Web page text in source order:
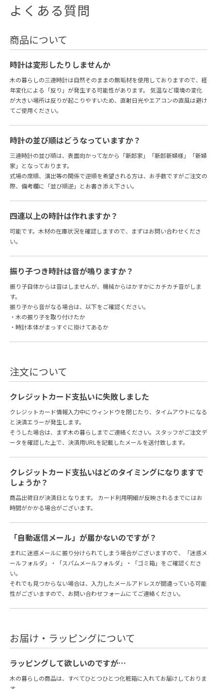
よくある質問
商品について
時計は変形したりしませんか
木の暮らしの三連時計は自然そのままの無垢材を使用しておりますので、経
年変化による「反り」が発生する可能性があります。 気温など環境の変化
が大きい場所は反りが起こりやすいため、直射日光やエアコンの直風は避け
てご使用ください。
時計の並び順はどうなっていますか？
三連時計の並び順は、表面向かって左から「新郎家」「新郎新婦様」「新婦
家」となっております。
式場の席順、演出等の関係で逆順を希望される方は、お手数ですがご注文の
際、備考欄に「並び順逆」とお書き添え下さい。
四連以上の時計は作れますか？
可能です。木材の在庫状況を確認しますので、まずはお問い合わせくださ
い。
振り子つき時計は音が鳴りますか？
振り子自体からは音はしませんが、機械からはかすかにカチカチ音がしま
す。
振り子から音がなる場合は、以下をご確認ください。
・木の振り子を取り付けたか
・時計本体がまっすぐに掛けてあるか
注文について
クレジットカード支払いに失敗しました
クレジットカード情報入力中にウィンドウを閉じたり、タイムアウトになる
と決済エラーが発生します。
そうした場合は、まず木の暮らしまでご連絡ください。スタッフがご注文デ
ータを確認した上で、決済用URLを記載したメールを送付致します。
クレジットカード支払いはどのタイミングになりますで
しょうか？
商品出荷日が決済日となります。 カード利用明細が反映されるまでにはお
時間がかかる場合がございます。
「自動返信メール」が届かないのですが？
まれに迷惑メールに振り分けられてしまう場合がございますので、「迷惑メ
ールフォルダ」・「スパムメールフォルダ」・「ゴミ箱」をご確認くださ
い。
それでも見つからない場合は、入力したメールアドレスが間違っている可能
性がございますので、 お問い合わせフォームにてご連絡ください。
お届け・ラッピングについて
ラッピングして欲しいのですが…
木の暮らしの商品は、すべてひとつひとつ化粧箱に入れてお届けしておりま